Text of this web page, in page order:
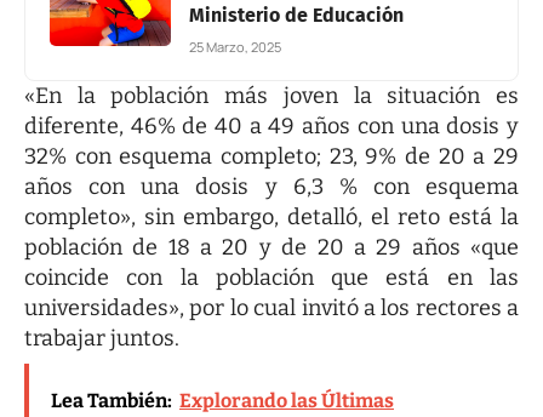
Ministerio de Educación
25 Marzo, 2025
«En la población más joven la situación es
diferente, 46% de 40 a 49 años con una dosis y
32% con esquema completo; 23, 9% de 20 a 29
años con una dosis y 6,3 % con esquema
completo», sin embargo, detalló, el reto está la
población de 18 a 20 y de 20 a 29 años «que
coincide con la población que está en las
universidades», por lo cual invitó a los rectores a
trabajar juntos.
Lea También: Explorando las Últimas